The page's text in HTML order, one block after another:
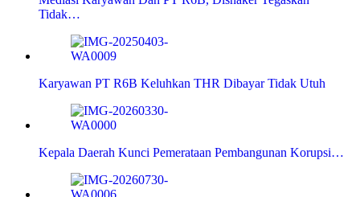
Tidak…
Karyawan PT R6B Keluhkan THR Dibayar Tidak Utuh
Kepala Daerah Kunci Pemerataan Pembangunan Korupsi…